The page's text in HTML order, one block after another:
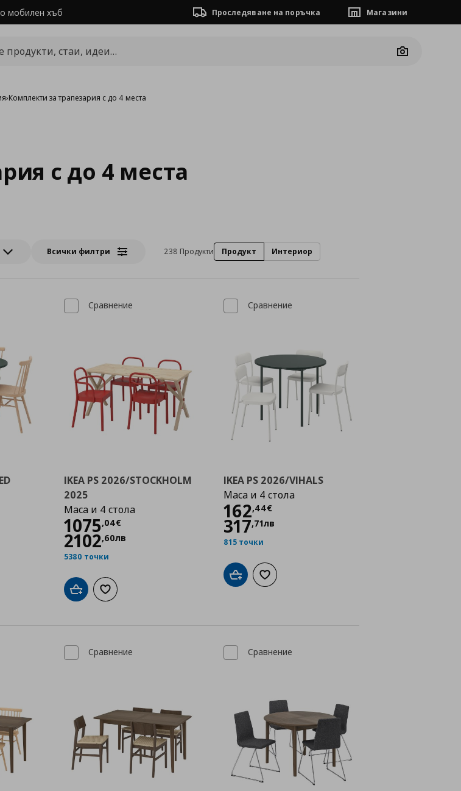
мобилен хъб Проследяване на поръчка Магазини
Camera
›Комплекти за трапезария с до 4 места
с до 4 места
Всички филтри 238 Продукти Продукт Интериор
с любими
Сравнение
IKEA PS 2026/STOCKHOLM
2025
Маса и 4 стола
1075,04€
Цена1075,04 €
2102,60лв
5380 точки
Добави в кошницата
Добави към списъка с любими
Сравнение
IKEA PS 2026/VIHALS
Маса и 4 стола
162,44€
Цена
317,71лв
815 точки
Добави в кошницата
Добави към списъка с любими
Сравнение Сравнение